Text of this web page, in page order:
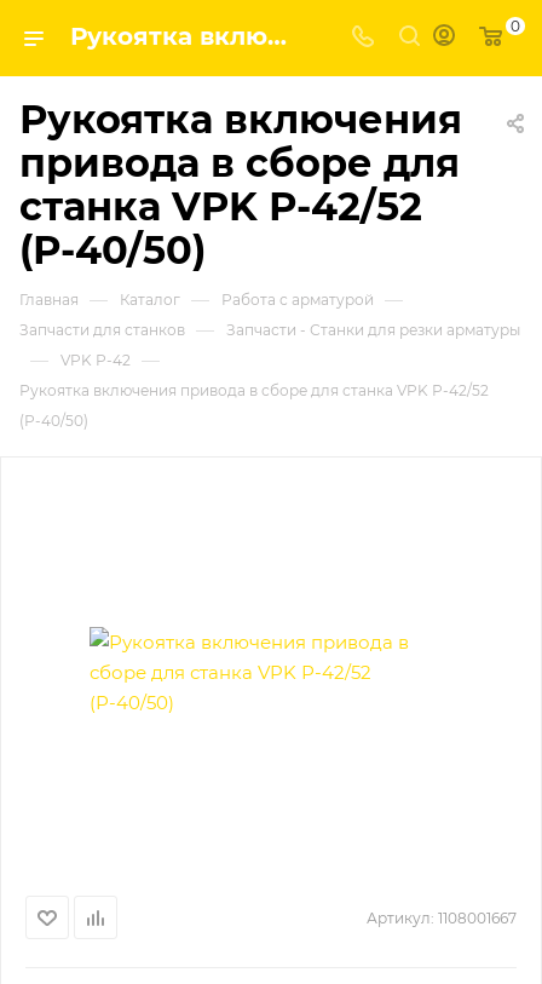
Рукоятка включения привода в сборе для станка VPK Р-42/52 (Р-40/50) | Завод строительных и промышленных механизмов VPK 0
Рукоятка включения
привода в сборе для
станка VPK Р-42/52
(Р-40/50)
Главная — Каталог — Работа с арматурой —
Запчасти для станков — Запчасти - Станки для резки арматуры
— VPK Р-42 —
Рукоятка включения привода в сборе для станка VPK Р-42/52
(Р-40/50)
Артикул: 1108001667